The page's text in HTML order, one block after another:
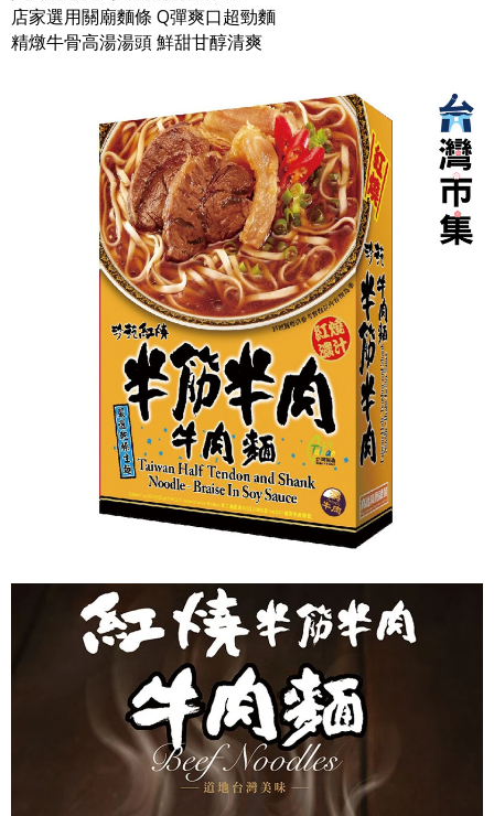
店家選用關廟麵條 Q彈爽口超勁麵
精燉牛骨高湯湯頭 鮮甜甘醇清爽